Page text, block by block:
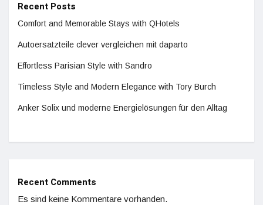
Recent Posts
Comfort and Memorable Stays with QHotels
Autoersatzteile clever vergleichen mit daparto
Effortless Parisian Style with Sandro
Timeless Style and Modern Elegance with Tory Burch
Anker Solix und moderne Energielösungen für den Alltag
Recent Comments
Es sind keine Kommentare vorhanden.